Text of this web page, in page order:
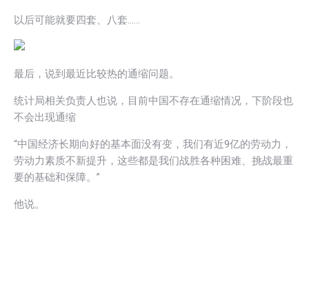
以后可能就要四套、八套……
最后，说到最近比较热的通缩问题。
统计局相关负责人也说，目前中国不存在通缩情况，下阶段也
不会出现通缩
“中国经济长期向好的基本面没有变，我们有近9亿的劳动力，
劳动力素质不新提升，这些都是我们战胜各种困难、挑战最重
要的基础和保障。”
他说。